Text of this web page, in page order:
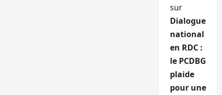
sur
Dialogue
national
en RDC :
le PCDBG
plaide
pour une